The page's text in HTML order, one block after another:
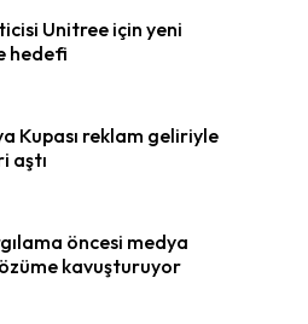
Unitree için yeni
hedefi
Kupası reklam geliriyle
aştı
öncesi medya
kavuşturuyor